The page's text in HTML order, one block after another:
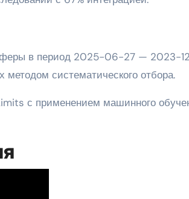
в период 2025-06-27 — 2023-
методом систематического отбора.
с применением машинного